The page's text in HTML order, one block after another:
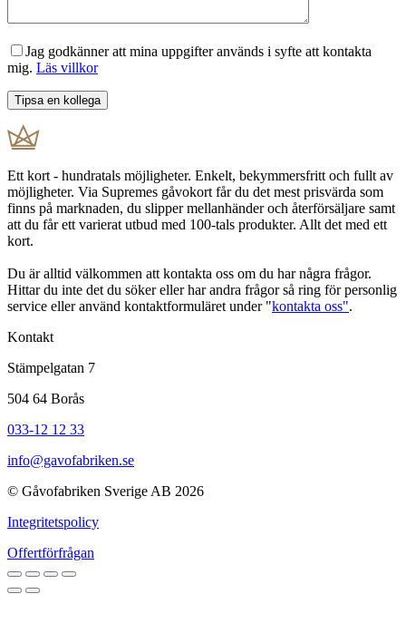
Jag godkänner att mina uppgifter används i syfte att kontakta
mig. Läs villkor
Ett kort - hundratals möjligheter. Enkelt, bekymmersfritt och fullt av
möjligheter. Via Supremes gåvokort får du det mest prisvärda som
finns på marknaden, du slipper mellanhänder och återförsäljare samt
att du får ett varierat utbud med 100-tals produkter. Allt det med ett
kort.
Du är alltid välkommen att kontakta oss om du har några frågor.
Hittar du inte det du söker eller har andra frågor så ring för personlig
service eller använd kontaktformuläret under "kontakta oss".
Kontakt
Stämpelgatan 7
504 64 Borås
033-12 12 33
info@gavofabriken.se
© Gåvofabriken Sverige AB 2026
Integritetspolicy
Offertförfrågan